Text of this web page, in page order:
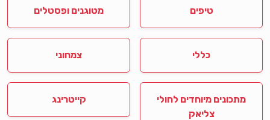
טיפים מטוגנים ופסטלים
כללי צמחוני
מתכונים מיוחדים לחולי
צליאק
קייטרינג